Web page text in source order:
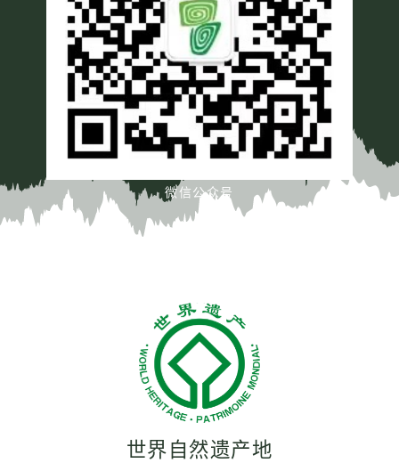
微信公众号
世界自然遗产地